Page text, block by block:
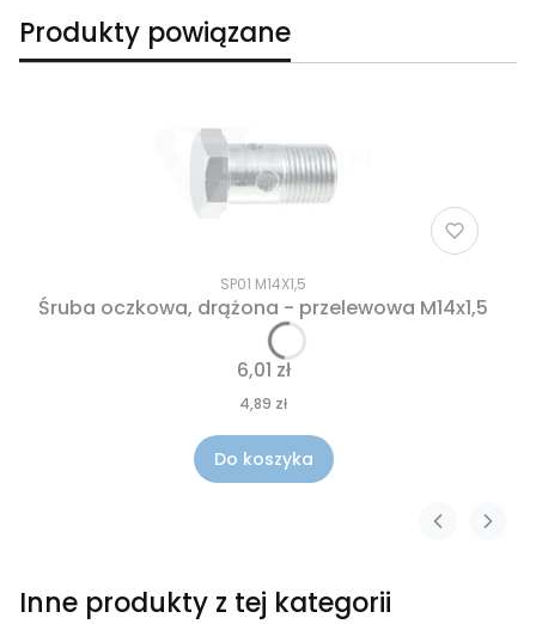
Produkty powiązane
SP01 M14X1,5
Śruba oczkowa, drążona - przelewowa M14x1,5
6,01 zł
4,89 zł
Do koszyka
Inne produkty z tej kategorii